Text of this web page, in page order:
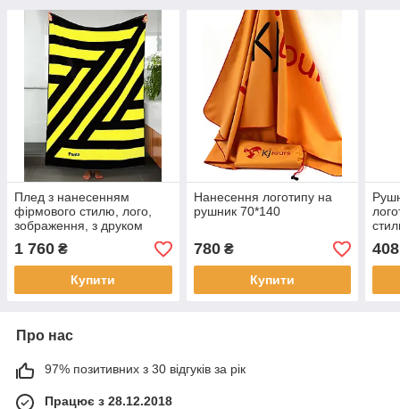
Плед з нанесенням
фірмового стилю, лого,
зображення, з друком
1 760 ₴
Купити
Нанесення логотипу на
рушник 70*140
780₴
Купити
408
Про нас
97% позитивних з 30 відгуків за рік
Працює з 28.12.2018